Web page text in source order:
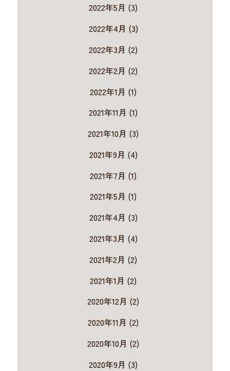
2022年5月 (3)
2022年4月 (3)
2022年3月 (2)
2022年2月 (2)
2022年1月 (1)
2021年11月 (1)
2021年10月 (3)
2021年9月 (4)
2021年7月 (1)
2021年5月 (1)
2021年4月 (3)
2021年3月 (4)
2021年2月 (2)
2021年1月 (2)
2020年12月 (2)
2020年11月 (2)
2020年10月 (2)
2020年9月 (3)